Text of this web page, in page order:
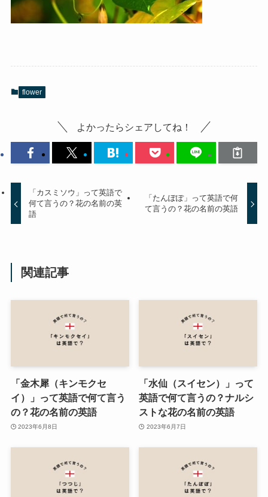
flower
よかったらシェアしてね！
「カスミソウ」って英語で
何て言うの？花の名前の英
語
「たんぽぽ」って英語で何
て言うの？花の名前の英語
関連記事
「金木犀（キンモクセ
イ）」って英語で何て言う
の？花の名前の英語
2023年6月8日
「水仙（スイセン）」って
英語で何て言うの？ナルシ
ストな花の名前の英語
2023年6月7日